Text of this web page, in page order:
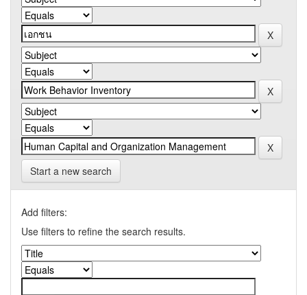
Start a new search
Add filters:
Use filters to refine the search results.